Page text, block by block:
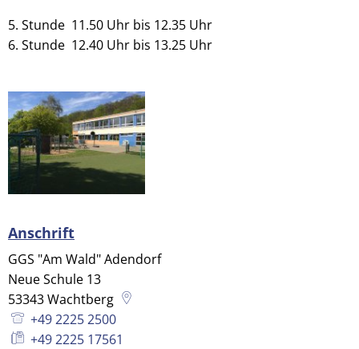
5. Stunde 11.50 Uhr bis 12.35 Uhr
6. Stunde 12.40 Uhr bis 13.25 Uhr
Anschrift
GGS "Am Wald" Adendorf
Neue Schule 13
53343Wachtberg
+49 2225 2500
+49 2225 17561